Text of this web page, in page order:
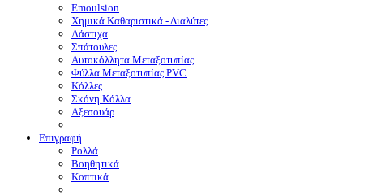
Emoulsion
Χημικά Καθαριστικά - Διαλύτες
Λάστιχα
Σπάτουλες
Αυτοκόλλητα Μεταξοτυπίας
Φύλλα Μεταξοτυπίας PVC
Κόλλες
Σκόνη Κόλλα
Αξεσουάρ
Επιγραφή
Ρολλά
Βοηθητικά
Κοπτικά